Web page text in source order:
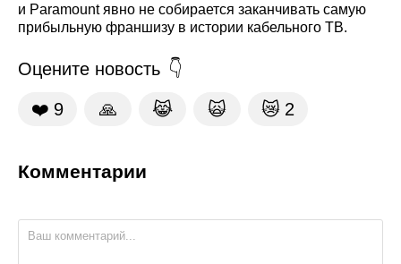
и Paramount явно не собирается заканчивать самую
прибыльную франшизу в истории кабельного ТВ.
Оцените новость
❤️ 9 🙏 😹 🙀 😿 2
Комментарии